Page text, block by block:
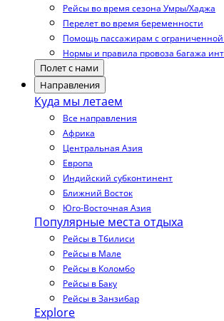
Рейсы во время сезона Умры/Хаджа
Перелет во время беременности
Помощь пассажирам с
Нормы и правила провоза багажа
Полет с нами
Направления
Куда мы летаем
Все направления
Африка
Центральная Азия
Европа
Индийский субконтинент
Ближний Восток
Юго-Восточная Азия
Популярные места отдыха
Рейсы в Тбилиси
Рейсы в Мале
Рейсы в Коломбо
Рейсы в Баку
Рейсы в Занзибар
Explore